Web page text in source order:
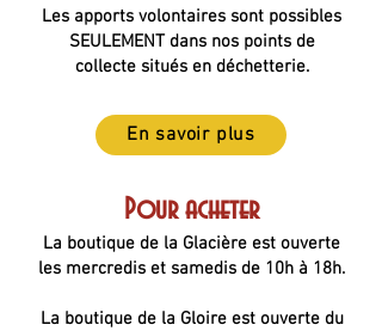
Les apports volontaires sont possibles
SEULEMENT dans nos points de
collecte situés en déchetterie.
En savoir plus
Pour acheter
La boutique de la Glacière est ouverte
les mercredis et samedis de 10h à 18h.
La boutique de la Gloire est ouverte du